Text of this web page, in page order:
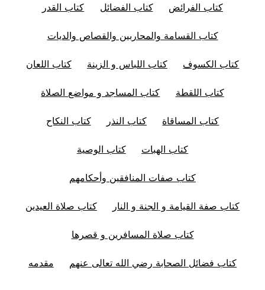
كتاب الفرائض كتاب الفضائل كتاب القدر
كتاب القسامة والمحاربين والقصاص والديات
كتاب الكسوف كتاب اللباس و الزينة كتاب اللعان
كتاب اللقطة كتاب المساجد و مواضع الصلاة
كتاب المساقاة كتاب النذر كتاب النكاح
كتاب الهبات كتاب الوصية
كتاب صفات المنافقين وأحكامهم
كتاب صفة القيامة و الجنة و النار كتاب صلاة العيدين
كتاب صلاة المسافرين و قصرها
كتاب فضائل الصحابة رضي الله تعالى عنهم مقدمه